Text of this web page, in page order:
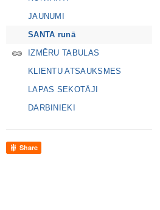
JAUNUMI
SANTA runā
IZMĒRU TABULAS
KLIENTU ATSAUKSMES
LAPAS SEKOTĀJI
DARBINIEKI
Share